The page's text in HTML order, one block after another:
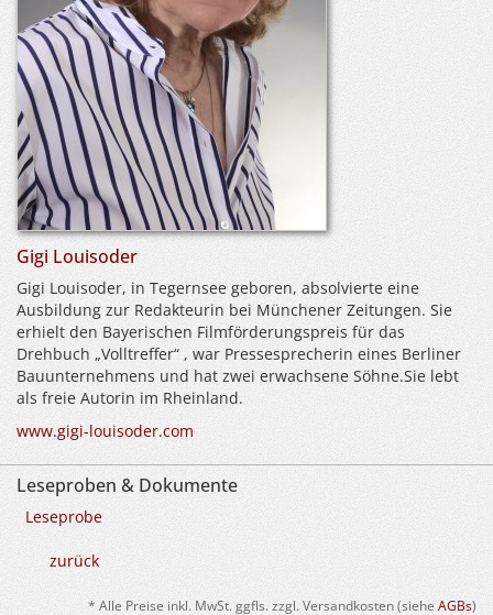
Gigi Louisoder
Gigi Louisoder, in Tegernsee geboren, absolvierte eine
Ausbildung zur Redakteurin bei Münchener Zeitungen. Sie
erhielt den Bayerischen Filmförderungspreis für das
Drehbuch „Volltreffer“ , war Pressesprecherin eines Berliner
Bauunternehmens und hat zwei erwachsene Söhne.Sie lebt
als freie Autorin im Rheinland.
www.gigi-louisoder.com
Leseproben & Dokumente
Leseprobe
zurück
* Alle Preise inkl. MwSt. ggfls. zzgl. Versandkosten (siehe AGBs)